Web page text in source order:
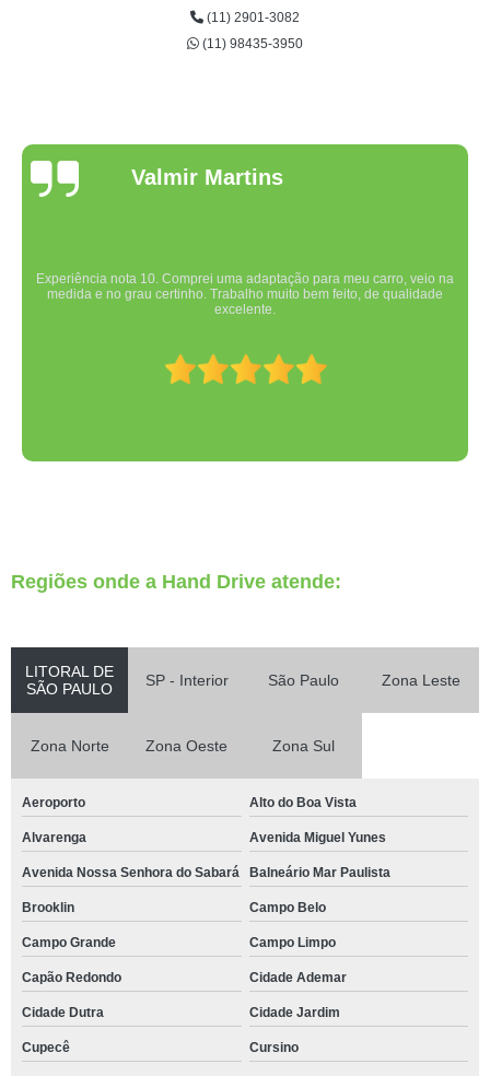
(11) 2901-3082
(11) 98435-3950
Valmir Martins
Experiência nota 10. Comprei uma adaptação para meu carro, veio na
medida e no grau certinho. Trabalho muito bem feito, de qualidade
excelente.
Regiões onde a Hand Drive atende:
LITORAL DE
SÃO PAULO
SP - Interior São Paulo Zona Leste
Zona Norte Zona Oeste Zona Sul
Aeroporto Alto do Boa Vista
Alvarenga Avenida Miguel Yunes
Avenida Nossa Senhora do Sabará Balneário Mar Paulista
Brooklin Campo Belo
Campo Grande Campo Limpo
Capão Redondo Cidade Ademar
Cidade Dutra Cidade Jardim
Cupecê Cursino